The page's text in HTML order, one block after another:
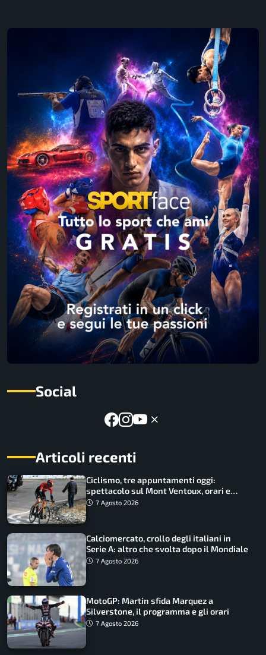
Social
Articoli recenti
Ciclismo, tre appuntamenti oggi:
spettacolo sul Mont Ventoux, orari e
come vederli
7 Agosto 2026
Calciomercato, crollo degli italiani in
Serie A: altro che svolta dopo il Mondiale
7 Agosto 2026
MotoGP: Martin sfida Marquez a
Silverstone, il programma e gli orari
7 Agosto 2026